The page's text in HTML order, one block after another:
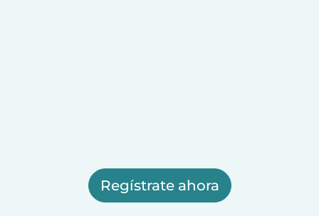
Regístrate ahora